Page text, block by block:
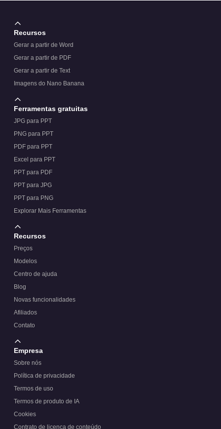
Recursos
Gerar a partir de Word
Gerar a partir de PDF
Gerar a partir de Text
Imagens do Nano Banana
Ferramentas gratuitas
JPG para PPT
PNG para PPT
PDF para PPT
Excel para PPT
PPT para PDF
PPT para JPG
PPT para PNG
Explorar Mais Ferramentas
Recursos
Preços
Modelos
Centro de ajuda
Blog
Novas funcionalidades
Afiliados
Contato
Empresa
Sobre nós
Política de privacidade
Termos de uso
Termos de produto de IA
Cookies
Contrato de licença de conteúdo